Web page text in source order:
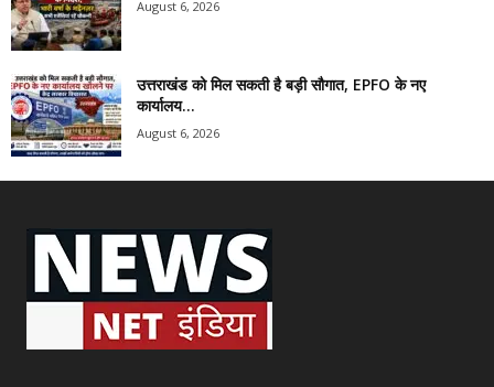
August 6, 2026
उत्तराखंड को मिल सकती है बड़ी सौगात, EPFO के नए
कार्यालय...
August 6, 2026